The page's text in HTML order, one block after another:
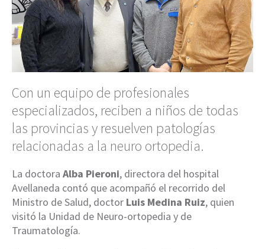
Con un equipo de profesionales
especializados, reciben a niños de todas
las provincias y resuelven patologías
relacionadas a la neuro ortopedia.
La doctora Alba Pieroni, directora del hospital
Avellaneda contó que acompañó el recorrido del
Ministro de Salud, doctor Luis Medina Ruiz, quien
visitó la Unidad de Neuro-ortopedia y de
Traumatología.